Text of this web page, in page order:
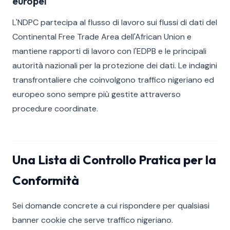
L'NDPC partecipa al flusso di lavoro sui flussi di dati del
Continental Free Trade Area dell'African Union e
mantiene rapporti di lavoro con l'EDPB e le principali
autorità nazionali per la protezione dei dati. Le indagini
transfrontaliere che coinvolgono traffico nigeriano ed
europeo sono sempre più gestite attraverso
procedure coordinate.
Una Lista di Controllo Pratica per la
Conformità
Sei domande concrete a cui rispondere per qualsiasi
banner cookie che serve traffico nigeriano.